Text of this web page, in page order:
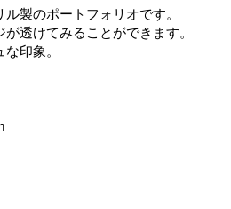
製のポートフォリオです。
透けてみることができます。
印象。